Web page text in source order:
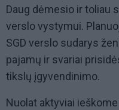
Daug dėmesio ir toliau
verslo vystymui.
SGD verslo sudarys
pajamų ir svariai
tikslų įgyvendinimo.
Nuolat aktyviai